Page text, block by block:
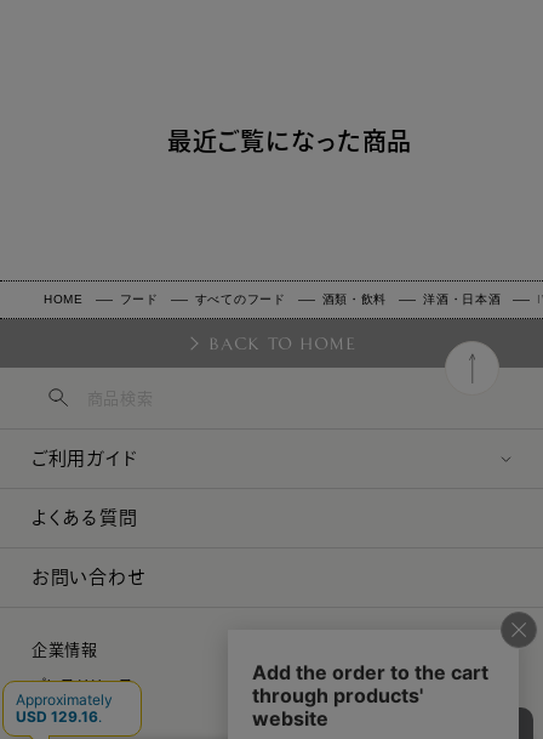
最近ご覧になった商品
HOME フード すべてのフード 酒類・飲料 洋酒・日本酒
BACK TO HOME
ご利用ガイド
よくある質問
お問い合わせ
企業情報
プレスリリース
採用情報